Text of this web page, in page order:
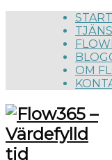
START
OM